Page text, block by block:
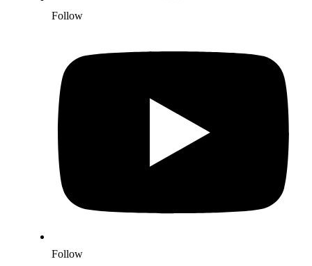
Follow
Follow